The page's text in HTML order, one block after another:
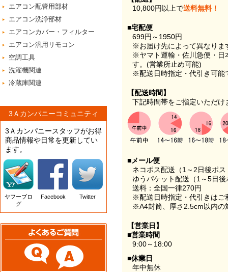
10,800円以上で送料無料！
■宅配便
699円～1950円
※お届け先によって異なりま
※ヤマト運輸・佐川急便・日
す。(営業所止め可能)
※配送日時指定・代引き可能
【配送時間】
下記時間帯をご指定いただけ
■メール便
ネコポス配送（1～2日後ポ
ゆうパケット配送（1～5日
送料：全国一律270円
※配送日時指定・代引きはご
※A4封筒、厚さ2.5cm以内の
【営業日】
■営業時間
9:00～18:00
■休業日
年中無休
エアコン配管用部材
エアコン洗浄部材
エアコンカバー・フィルター
エアコン汎用リモコン
空調工具
洗濯機関連
冷蔵庫関連
3Ａカンパニーコミュニティ
3Ａカンパニースタッフがお得
商品情報や日常を更新してい
ます。
ヤフーブロ
グ
Facebook Twitter